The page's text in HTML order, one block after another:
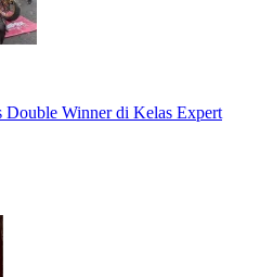
Winner di Kelas Expert